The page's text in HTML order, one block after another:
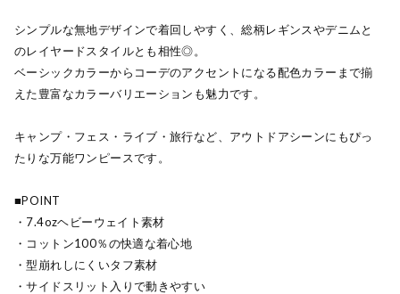
シンプルな無地デザインで着回しやすく、総柄レギンスやデニムと
のレイヤードスタイルとも相性◎。
ベーシックカラーからコーデのアクセントになる配色カラーまで揃
えた豊富なカラーバリエーションも魅力です。
キャンプ・フェス・ライブ・旅行など、アウトドアシーンにもぴっ
たりな万能ワンピースです。
■POINT
・7.4ozヘビーウェイト素材
・コットン100％の快適な着心地
・型崩れしにくいタフ素材
・サイドスリット入りで動きやすい